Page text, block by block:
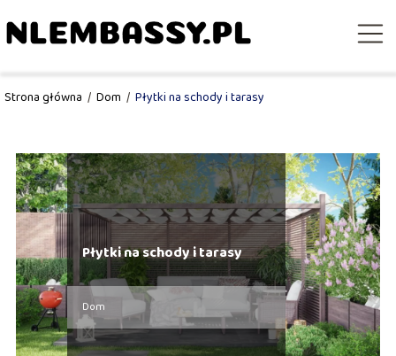
Strona główna / Dom / Płytki na schody i tarasy
Płytki na schody i tarasy
Dom